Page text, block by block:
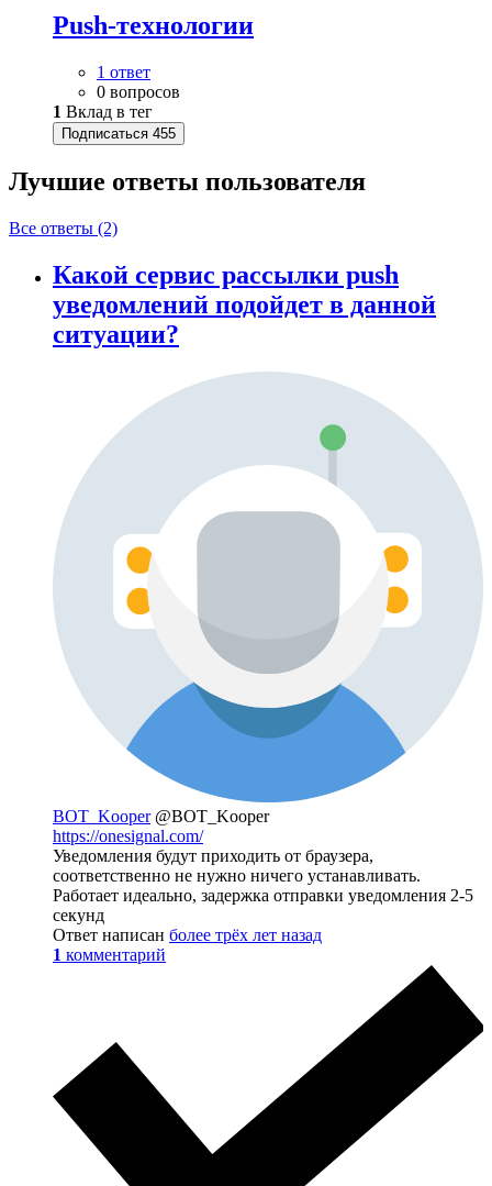
Push-технологии
1 ответ
0 вопросов
1 Вклад в тег
Подписаться 455
Лучшие ответы пользователя
Все ответы (2)
Какой cервис рассылки push
уведомлений подойдет в данной
ситуации?
BOT_Kooper @BOT_Kooper
https://onesignal.com/
Уведомления будут приходить от браузера,
соответственно не нужно ничего устанавливать.
Работает идеально, задержка отправки уведомления 2-5
секунд
Ответ написан более трёх лет назад
1 комментарий